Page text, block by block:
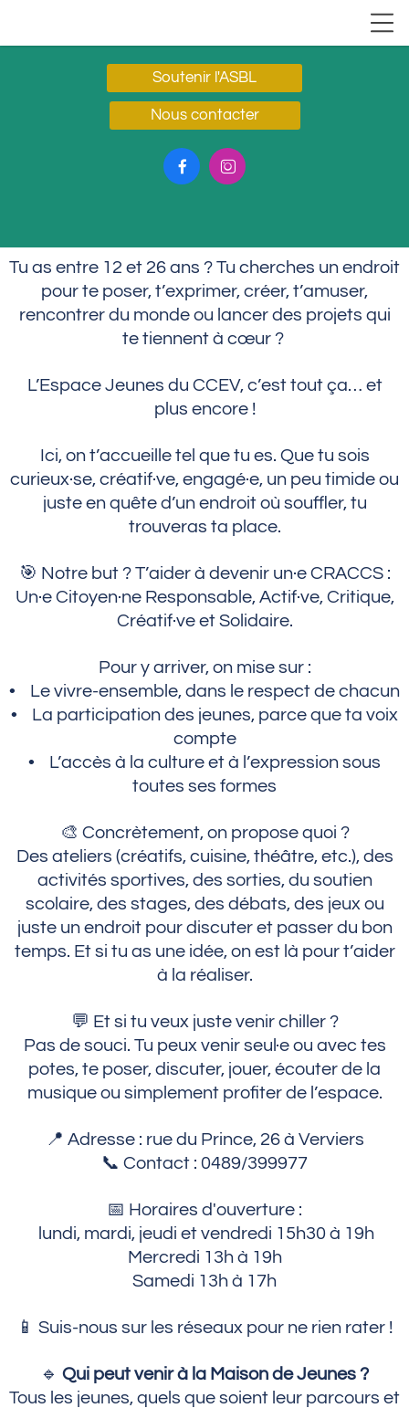
Soutenir l'ASBL
Nous contacter
 
Tu as entre 12 et 26 ans ? Tu cherches un endroit
pour te poser, t’exprimer, créer, t’amuser,
rencontrer du monde ou lancer des projets qui
te tiennent à cœur ?
L’Espace Jeunes du CCEV, c’est tout ça… et
plus encore !
Ici, on t’accueille tel que tu es. Que tu sois
curieux·se, créatif·ve, engagé·e, un peu timide ou
juste en quête d’un endroit où souffler, tu
trouveras ta place.
🎯 Notre but ? T’aider à devenir un·e CRACCS :
Un·e Citoyen·ne Responsable, Actif·ve, Critique,
Créatif·ve et Solidaire.
Pour y arriver, on mise sur :
• Le vivre-ensemble, dans le respect de chacun
• La participation des jeunes, parce que ta voix
compte
• L’accès à la culture et à l’expression sous
toutes ses formes
🎨 Concrètement, on propose quoi ?
Des ateliers (créatifs, cuisine, théâtre, etc.), des
activités sportives, des sorties, du soutien
scolaire, des stages, des débats, des jeux ou
juste un endroit pour discuter et passer du bon
temps. Et si tu as une idée, on est là pour t’aider
à la réaliser.
💬 Et si tu veux juste venir chiller ?
Pas de souci. Tu peux venir seul·e ou avec tes
potes, te poser, discuter, jouer, écouter de la
musique ou simplement profiter de l’espace.
📍 Adresse : rue du Prince, 26 à Verviers
📞 Contact : 0489/399977
📅 Horaires d'ouverture :
lundi, mardi, jeudi et vendredi 15h30 à 19h
Mercredi 13h à 19h
Samedi 13h à 17h
📱 Suis-nous sur les réseaux pour ne rien rater !
🔹 Qui peut venir à la Maison de Jeunes ?
Tous les jeunes, quels que soient leur parcours et